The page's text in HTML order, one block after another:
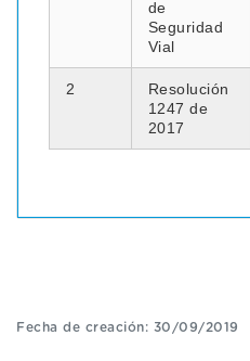
de
Seguridad
Vial
2
Resolución
1247 de
2017
Fecha de creación: 30/09/2019